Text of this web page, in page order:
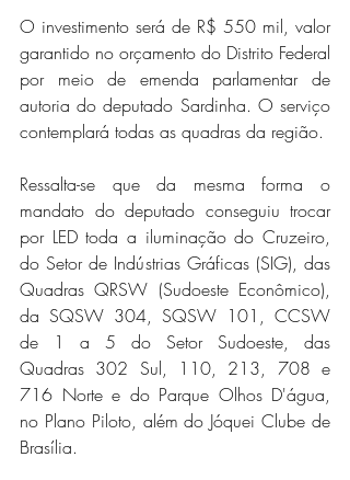
O investimento será de R$ 550 mil, valor
garantido no orçamento do Distrito Federal
por meio de emenda parlamentar de
autoria do deputado Sardinha. O serviço
contemplará todas as quadras da região.
Ressalta-se que da mesma forma o
mandato do deputado conseguiu trocar
por LED toda a iluminação do Cruzeiro,
do Setor de Indústrias Gráficas (SIG), das
Quadras QRSW (Sudoeste Econômico),
da SQSW 304, SQSW 101, CCSW
de 1 a 5 do Setor Sudoeste, das
Quadras 302 Sul, 110, 213, 708 e
716 Norte e do Parque Olhos D'água,
no Plano Piloto, além do Jóquei Clube de
Brasília.